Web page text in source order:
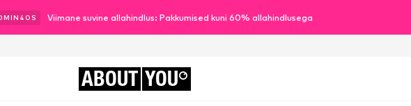
MIN 37 S Viimane suvine allahindlus: Pakkumised kuni 60% allahindlusega
ABOUT YOU